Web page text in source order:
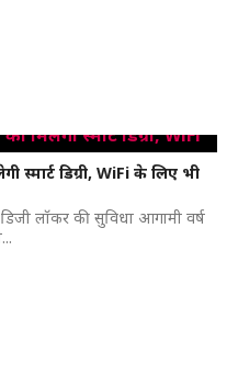
स्मार्ट डिग्री, WiFi के लिए भी
डिजी लॉकर की सुविधा आगामी वर्ष